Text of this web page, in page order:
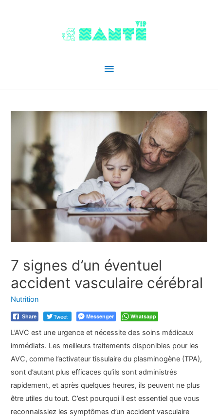
Menu
7 signes d’un éventuel
accident vasculaire cérébral
Nutrition
Share Tweet Messenger Whatsapp
L’AVC est une urgence et nécessite des soins médicaux
immédiats. Les meilleurs traitements disponibles pour les
AVC, comme l’activateur tissulaire du plasminogène (TPA),
sont d’autant plus efficaces qu’ils sont administrés
rapidement, et après quelques heures, ils peuvent ne plus
être utiles du tout. C’est pourquoi il est essentiel que vous
reconnaissiez les symptômes d’un accident vasculaire